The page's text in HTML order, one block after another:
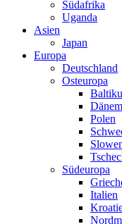
Südafrika
Uganda
Asien
Japan
Europa
Deutschland
Osteuropa
Polen
Südeuropa
Italien